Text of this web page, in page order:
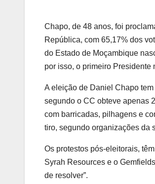
Chapo, de 48 anos, foi
República, com 65,17% dos
do Estado de Moçambique
por isso, o primeiro
A eleição de Daniel Chapo
segundo o CC obteve apenas
com barricadas, pilhagens e
tiro, segundo organizações da
Os protestos pós-eleitorais,
Syrah Resources e o
de resolver”.